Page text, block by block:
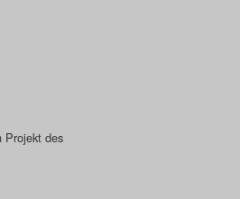
Blog
2022
Blog
Projekt des